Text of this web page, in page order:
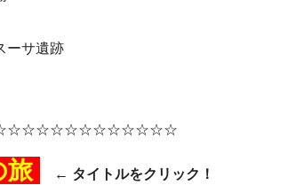
ーサ遺跡
旅 ← タイトルをクリック！